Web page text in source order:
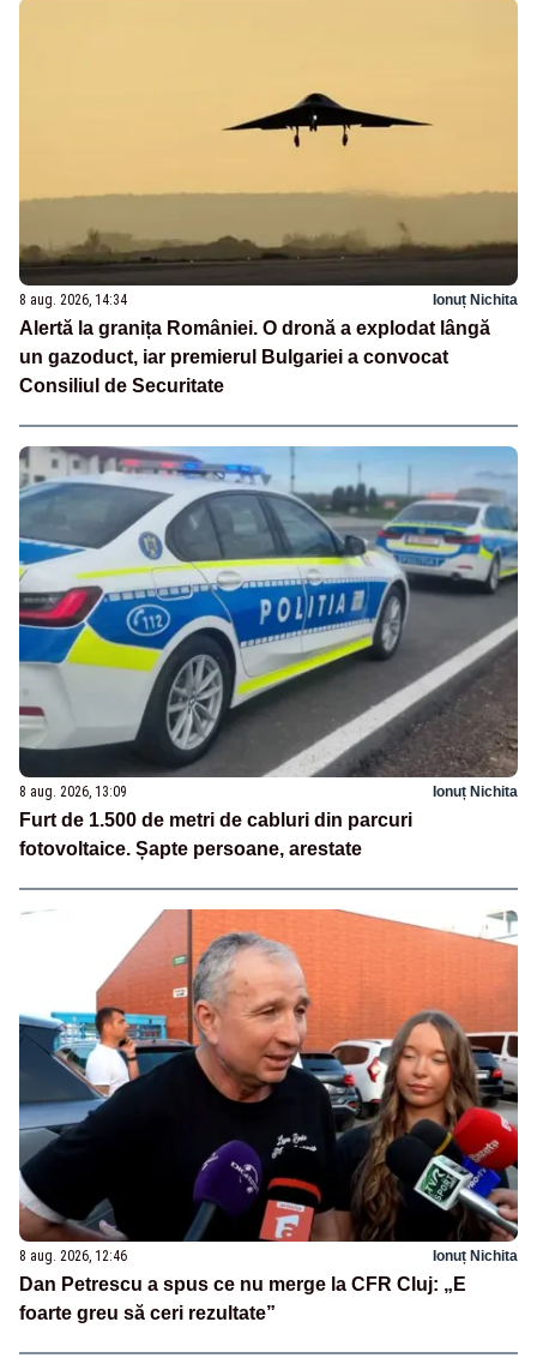
8 aug. 2026, 14:34 Ionuț Nichita
Alertă la granița României. O dronă a explodat lângă
un gazoduct, iar premierul Bulgariei a convocat
Consiliul de Securitate
8 aug. 2026, 13:09 Ionuț Nichita
Furt de 1.500 de metri de cabluri din parcuri
fotovoltaice. Șapte persoane, arestate
8 aug. 2026, 12:46 Ionuț Nichita
Dan Petrescu a spus ce nu merge la CFR Cluj: „E
foarte greu să ceri rezultate”